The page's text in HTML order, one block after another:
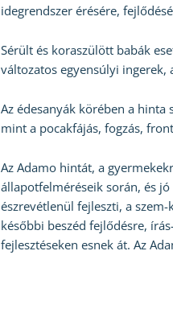
idegrendszer érésére,
Sérült és koraszülött babák
változatos egyensúlyi
Az édesanyák körében a
mint a pocakfájás, fogzás,
Az Adamo hintát, a
állapotfelméréseik során, és
észrevétlenül fejleszti, a
későbbi beszéd fejlődésre,
fejlesztéseken esnek át. Az